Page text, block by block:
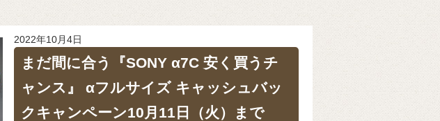
2022年10月4日
まだ間に合う『SONY α7C 安く買うチ
ャンス』 αフルサイズ キャッシュバッ
クキャンペーン10月11日（火）まで